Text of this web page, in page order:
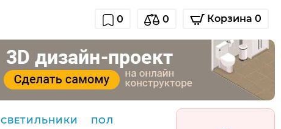
0 0 Корзина 0
СВЕТИЛЬНИКИ ПОЛ